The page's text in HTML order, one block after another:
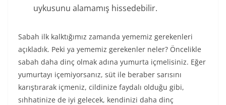
uykusunu alamamış hissedebilir.
Sabah ilk kalktığımız zamanda yememiz gerekenleri
açıkladık. Peki ya yememiz gerekenler neler? Öncelikle
sabah daha dinç olmak adına yumurta içmelisiniz. Eğer
yumurtayı içemiyorsanız, süt ile beraber sarısını
karıştırarak içmeniz, cildinize faydalı olduğu gibi,
sıhhatinize de iyi gelecek, kendinizi daha dinç